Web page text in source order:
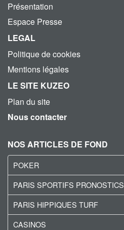
Présentation
Espace Presse
LEGAL
Politique de cookies
Mentions légales
LE SITE KUZEO
Plan du site
Nous contacter
NOS ARTICLES DE FOND
POKER
PARIS SPORTIFS PRONOSTICS
PARIS HIPPIQUES TURF
CASINOS